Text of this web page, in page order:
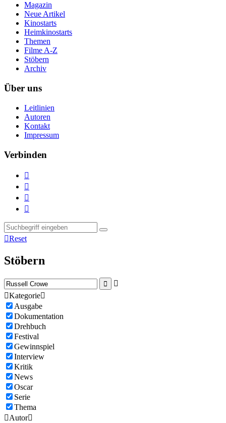
Magazin
Neue Artikel
Kinostarts
Heimkinostarts
Themen
Filme A-Z
Stöbern
Archiv
Über uns
Leitlinien
Autoren
Kontakt
Impressum
Verbinden




Reset
Stöbern


Kategorie
Ausgabe
Dokumentation
Drehbuch
Festival
Gewinnspiel
Interview
Kritik
News
Oscar
Serie
Thema
Autor